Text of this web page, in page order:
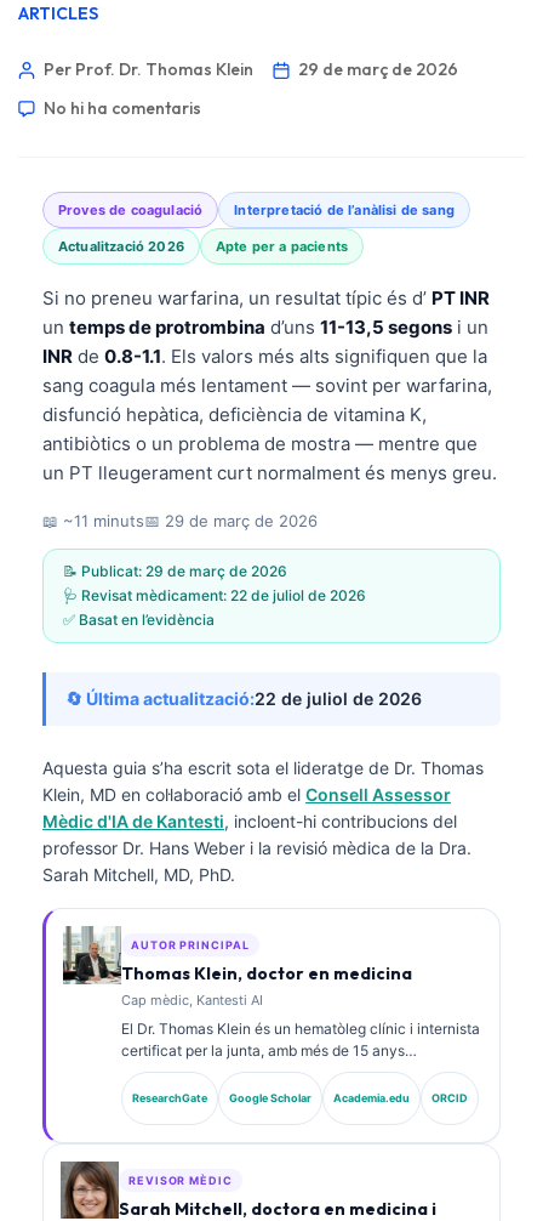
ARTICLES
Per Prof. Dr. Thomas Klein
29 de març de 2026
No hi ha comentaris
Proves de coagulació Interpretació de l’anàlisi de sang
Actualització 2026 Apte per a pacients
Si no preneu warfarina, un resultat típic és d’ PT INR
un temps de protrombina d’uns 11-13,5 segons i un
INR de 0.8-1.1. Els valors més alts signifiquen que la
sang coagula més lentament — sovint per warfarina,
disfunció hepàtica, deficiència de vitamina K,
antibiòtics o un problema de mostra — mentre que
un PT lleugerament curt normalment és menys greu.
📖 ~11 minuts📅 29 de març de 2026
📝 Publicat: 29 de març de 2026
🩺 Revisat mèdicament: 22 de juliol de 2026
✅ Basat en l’evidència
🔄 Última actualització:22 de juliol de 2026
Aquesta guia s’ha escrit sota el lideratge de Dr. Thomas
Klein, MD en col·laboració amb el Consell Assessor
Mèdic d'IA de Kantesti, incloent-hi contribucions del
professor Dr. Hans Weber i la revisió mèdica de la Dra.
Sarah Mitchell, MD, PhD.
AUTOR PRINCIPAL
Thomas Klein, doctor en medicina
Cap mèdic, Kantesti AI
El Dr. Thomas Klein és un hematòleg clínic i internista
certificat per la junta, amb més de 15 anys
d’experiència en medicina de laboratori i anàlisi
clínica assistida per IA. Com a director mèdic a
Kantesti AI, proporciona supervisió clínica de
interpretació de biomarcadors i els diagnòstics de
laboratori en temes de medicina de laboratori.
ResearchGate Google Scholar Academia.edu ORCID
REVISOR MÈDIC
Sarah Mitchell, doctora en medicina i